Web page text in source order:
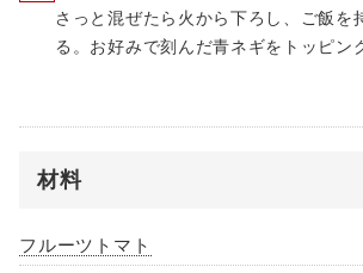
さっと混ぜたら火から下ろし、ご飯を
る。お好みで刻んだ青ネギをトッピン
材料
フルーツトマト